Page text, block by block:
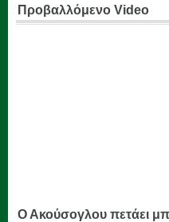
Προβαλλόμενο Video
Ο Ακούσογλου πετάει